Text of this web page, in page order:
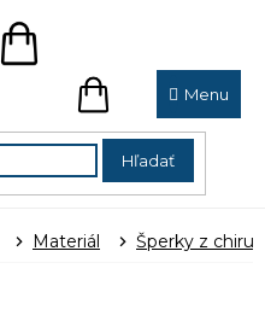
Hľadať
NÁKUPNÝ
NÁKUPNÝ
KOŠÍK
Materiál Šperky z